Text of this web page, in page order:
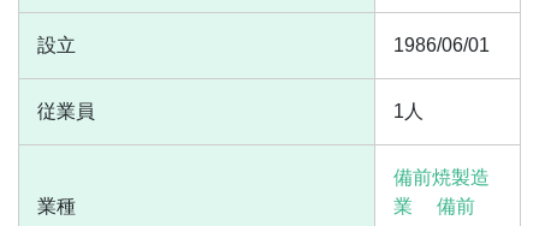
設立 1986/06/01
従業員 1人
業種
備前焼製造
業
備前